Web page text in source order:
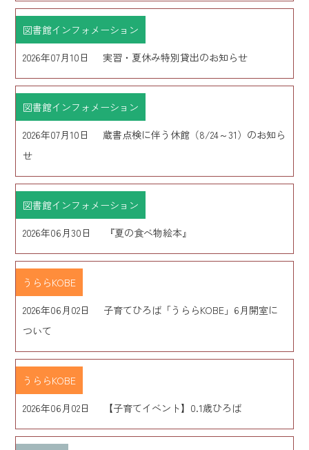
図書館インフォメーション
2026年07月10日
実習・夏休み特別貸出のお知らせ
図書館インフォメーション
2026年07月10日
蔵書点検に伴う休館（8/24～31）のお知ら
せ
図書館インフォメーション
2026年06月30日
『夏の食べ物絵本』
うららKOBE
2026年06月02日
子育てひろば「うららKOBE」6月開室に
ついて
うららKOBE
2026年06月02日
【子育てイベント】0.1歳ひろば